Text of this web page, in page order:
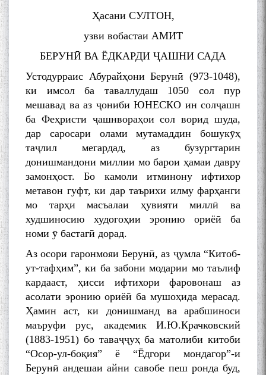
Ҳасани СУЛТОН,
узви вобастаи АМИТ
БЕРУНӢ ВА ЁДКАРДИ ҶАШНИ САДА
Устодурраис Абурайҳони Берунӣ (973-1048),
ки имсол ба таваллудаш 1050 сол пур
мешавад ва аз ҷониби ЮНЕСКО ин солҷашн
ба Феҳристи ҷашнвораҳои сол ворид шуда,
дар саросари олами мутамаддин бошукӯҳ
таҷлил мегардад, аз бузургтарин
донишмандони миллии мо барои ҳамаи давру
замонҳост. Бо камоли итминону ифтихор
метавон гуфт, ки дар таърихи илму фарҳанги
мо тарҳи масъалаи ҳувияти миллӣ ва
худшиносию худогоҳии эронию ориёӣ ба
номи ӯ бастагӣ дорад.
Аз осори гаронмояи Берунӣ, аз ҷумла “Китоб-
ут-тафҳим”, ки ба забони модарии мо таълиф
кардааст, ҳисси ифтихори фаровонаш аз
асолати эронию ориёӣ ба мушоҳида мерасад.
Ҳамин аст, ки донишманд ва арабшиноси
маъруфи рус, академик И.Ю.Крачковский
(1883-1951) бо таваҷҷуҳ ба матолиби китоби
“Осор-ул-боқия” ё “Ёдгори мондагор”-и
Берунӣ андешаи айни савобе пеш ронда буд,